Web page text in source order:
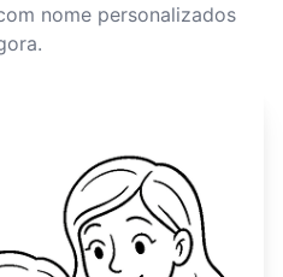
nome personalizados